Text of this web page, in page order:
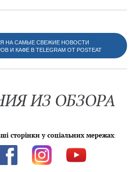
НА САМЫЕ СВЕЖИЕ НОВОСТИ
И КАФЕ В TELEGRAM ОТ POSTEAT
ИЗ ОБЗОРА
сторінки у соціальних мережах: